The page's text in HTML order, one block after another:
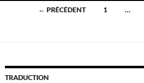
Navigation
articles
← PRÉCÉDENT 1 …
TRADUCTION